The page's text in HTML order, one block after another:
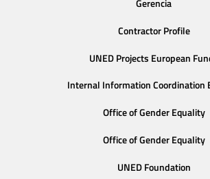
Gerencia
Contractor Profile
UNED Projects European
Internal Information Coordination
Office of Gender Equality
Office of Gender Equality
UNED Foundation